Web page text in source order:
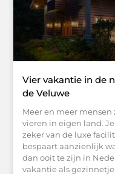
Vier vakantie in de
de Veluwe
Meer en meer
vieren in eigen land.
zeker van de luxe
bespaart aanzienlijk
dan ooit te zijn in
vakantie als